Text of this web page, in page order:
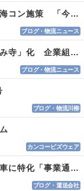
違う違うそれじゃない 現場無視の海コン施策 「今でも平均２～３時間は待つ」
ブログ・物流ニュース
白ナンバートラック規制で「駆け込み寺」化 企業組合が入会基準を見直しへ
ブログ・物流ニュース
ブログ・物流川柳
カンコービズウェア
ヘイワオートサービス 冷凍・冷蔵車に特化「事業通じ貢献目指す」
ブログ・運送会社